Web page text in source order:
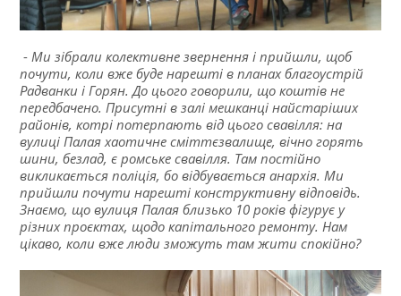
⁃ Ми зібрали колективне звернення і прийшли, щоб
почути, коли вже буде нарешті в планах благоустрій
Радванки і Горян. До цього говорили, що коштів не
передбачено. Присутні в залі мешканці найстаріших
районів, котрі потерпають від цього свавілля: на
вулиці Палая хаотичне сміттєзвалище, вічно горять
шини, безлад, є ромське свавілля. Там постійно
викликається поліція, бо відбувається анархія. Ми
прийшли почути нарешті конструктивну відповідь.
Знаємо, що вулиця Палая близько 10 років фігурує у
різних проєктах, щодо капітального ремонту. Нам
цікаво, коли вже люди зможуть там жити спокійно?